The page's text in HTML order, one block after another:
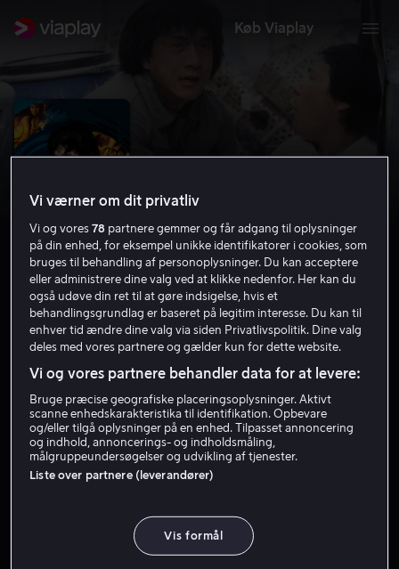
Køb Viaplay
Police Story
7.5 Komedie Krimi 1985 1 t. 36 min
15 år
HD
Lej 49 kr
kommissær Chans vigtigste opgave at beskytte Taos
sekretær, som agter at vidne mod sin chef.
Vi værner om dit privatliv
Vi og vores78 partnere gemmer og får adgang til oplysninger
på din enhed, for eksempel unikke identifikatorer i cookies, som
bruges til behandling af personoplysninger. Du kan acceptere
eller administrere dine valg ved at klikke nedenfor. Her kan du
også udøve din ret til at gøre indsigelse, hvis et
behandlingsgrundlag er baseret på legitim interesse. Du kan til
enhver tid ændre dine valg via siden Privatlivspolitik. Dine valg
deles med vores partnere og gælder kun for dette website.
Vi og vores partnere behandler data for at levere:
Bruge præcise geografiske placeringsoplysninger. Aktivt
scanne enhedskarakteristika til identifikation. Opbevare
og/eller tilgå oplysninger på en enhed. Tilpasset annoncering
og indhold, annoncerings- og indholdsmåling,
målgruppeundersøgelser og udvikling af tjenester.
Liste over partnere (leverandører)
Vis formål